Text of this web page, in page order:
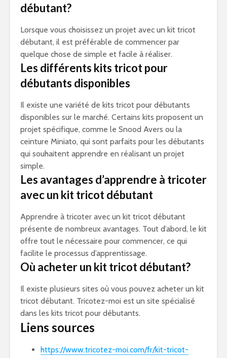
débutant?
Lorsque vous choisissez un projet avec un kit tricot
débutant, il est préférable de commencer par
quelque chose de simple et facile à réaliser.
Les différents kits tricot pour
débutants disponibles
Il existe une variété de kits tricot pour débutants
disponibles sur le marché. Certains kits proposent un
projet spécifique, comme le Snood Avers ou la
ceinture Miniato, qui sont parfaits pour les débutants
qui souhaitent apprendre en réalisant un projet
simple.
Les avantages d’apprendre à tricoter
avec un kit tricot débutant
Apprendre à tricoter avec un kit tricot débutant
présente de nombreux avantages. Tout d’abord, le kit
offre tout le nécessaire pour commencer, ce qui
facilite le processus d’apprentissage.
Où acheter un kit tricot débutant?
Il existe plusieurs sites où vous pouvez acheter un kit
tricot débutant. Tricotez-moi est un site spécialisé
dans les kits tricot pour débutants.
Liens sources
https://www.tricotez-moi.com/fr/kit-tricot-